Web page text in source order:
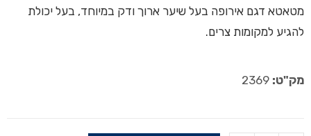
מטאטא דגם אירופה בעל שיער ארוך ודק במיוחד, בעל יכולת
להגיע למקומות צרים.
מק"ט: 2369